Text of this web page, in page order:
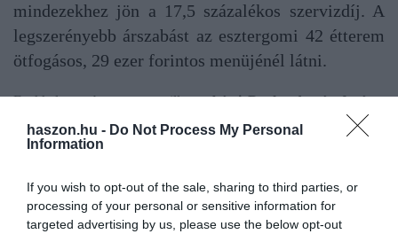
haszon.hu - Do Not Process My Personal
Information
If you wish to opt-out of the sale, sharing to third parties, or
processing of your personal or sensitive information for
targeted advertising by us, please use the below opt-out
mindezekhez jön a 17,5 százalékos szervizdíj. A
legszerényebb árszabást az esztergomi 42 étterem
ötfogásos, 29 ezer forintos menüjénél látni.
Ezekkel szemben az egycsillagosbécsi Duchardt négyfogásos
menüsora 85 euró (34 ezer forint), az ötfogásos 95 euró, a
hatfogásos 110 euró.
Kicsit távolabb, Prágában aField és aLa Degustation Boheme
Bourgeoiseáttermeknek van egy-egy Michelin-csillaga. Az
előbbi tízfogásos menüje 3800 korona, azaz62,5 ezer forint